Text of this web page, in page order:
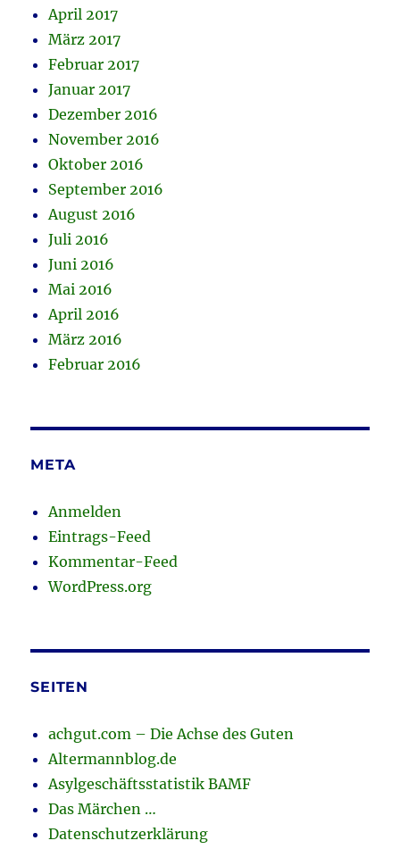
April 2017
März 2017
Februar 2017
Januar 2017
Dezember 2016
November 2016
Oktober 2016
September 2016
August 2016
Juli 2016
Juni 2016
Mai 2016
April 2016
März 2016
Februar 2016
META
Anmelden
Eintrags-Feed
Kommentar-Feed
WordPress.org
SEITEN
achgut.com – Die Achse des Guten
Altermannblog.de
Asylgeschäftsstatistik BAMF
Das Märchen …
Datenschutzerklärung